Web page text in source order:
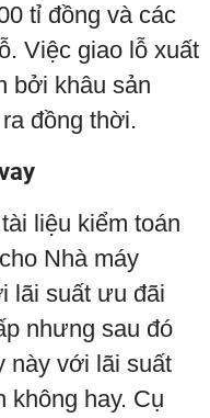
tỉ đồng và các
Việc giao lỗ xuất
bởi khâu sản
đồng thời.
liệu kiểm toán
Nhà máy
lãi suất ưu đãi
nhưng sau đó
này với lãi suất
không hay. Cụ